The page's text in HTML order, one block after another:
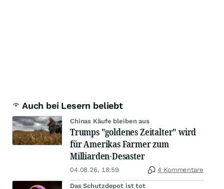
Auch bei Lesern beliebt
Chinas Käufe bleiben aus
Trumps "goldenes Zeitalter" wird
für Amerikas Farmer zum
Milliarden-Desaster
04.08.26, 18:59 4 Kommentare
Das Schutzdepot ist tot